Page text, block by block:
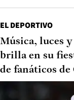
EL DEPORTIVO
Música, luces
brilla en su
de fanáticos de